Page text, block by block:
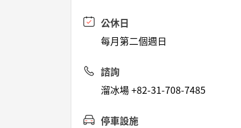
公休日
每月第二個週日
諮詢
溜冰場 +82-31-708-7485
停車設施